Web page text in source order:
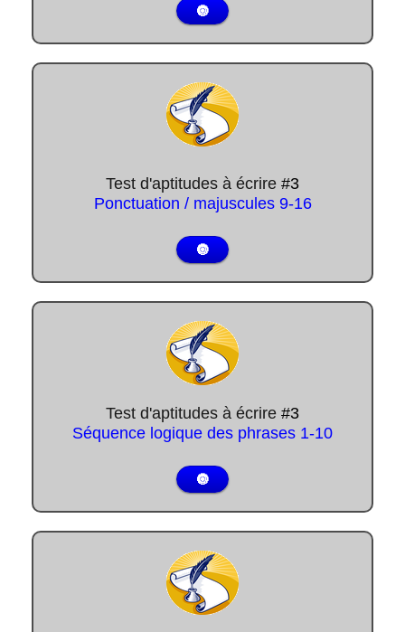
🔘
Test d'aptitudes à écrire #3
Ponctuation / majuscules9-16
🔘
Test d'aptitudes à écrire #3
Séquence logique des phrases 1-10
🔘